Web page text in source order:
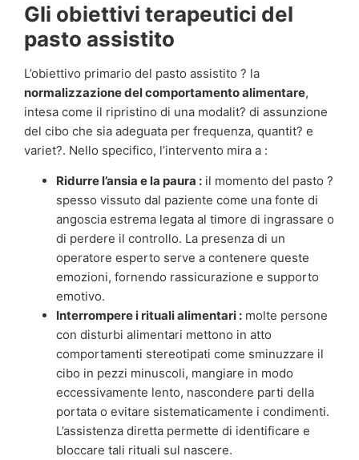
Gli obiettivi terapeutici del
pasto assistito
L’obiettivo primario del pasto assistito ? la
normalizzazione del comportamento alimentare,
intesa come il ripristino di una modalit? di assunzione
del cibo che sia adeguata per frequenza, quantit? e
variet?. Nello specifico, l’intervento mira a :
Ridurre l’ansia e la paura : il momento del pasto ?
spesso vissuto dal paziente come una fonte di
angoscia estrema legata al timore di ingrassare o
di perdere il controllo. La presenza di un
operatore esperto serve a contenere queste
emozioni, fornendo rassicurazione e supporto
emotivo.
Interrompere i rituali alimentari : molte persone
con disturbi alimentari mettono in atto
comportamenti stereotipati come sminuzzare il
cibo in pezzi minuscoli, mangiare in modo
eccessivamente lento, nascondere parti della
portata o evitare sistematicamente i condimenti.
L’assistenza diretta permette di identificare e
bloccare tali rituali sul nascere.